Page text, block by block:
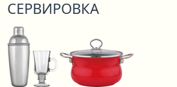
СЕРВИРОВКА